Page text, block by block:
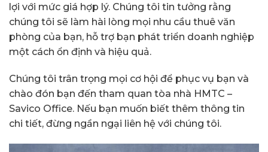
lợi với mức giá hợp lý. Chúng tôi tin tưởng rằng
chúng tôi sẽ làm hài lòng mọi nhu cầu thuê văn
phòng của bạn, hỗ trợ bạn phát triển doanh nghiệp
một cách ổn định và hiệu quả.
Chúng tôi trân trọng mọi cơ hội để phục vụ bạn và
chào đón bạn đến tham quan tòa nhà HMTC –
Savico Office. Nếu bạn muốn biết thêm thông tin
chi tiết, đừng ngần ngại liên hệ với chúng tôi.